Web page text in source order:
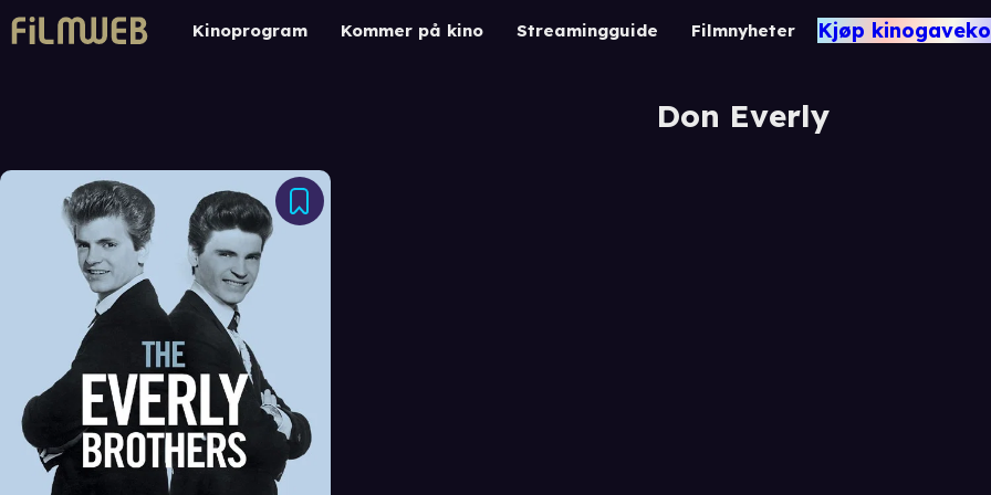
Kinoprogram Kommer på kino Streamingguide Filmnyheter Kjøp
Don Everly